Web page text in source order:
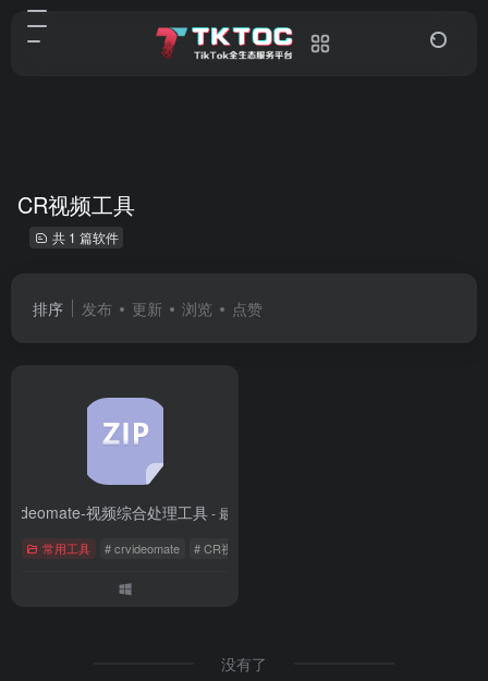
CR视频工具
共 1 篇软件
排序 发布 更新 浏览 点赞
视频综合处理工具- 最新版
常用工具 # crvideomate # CR视频工具
没有了